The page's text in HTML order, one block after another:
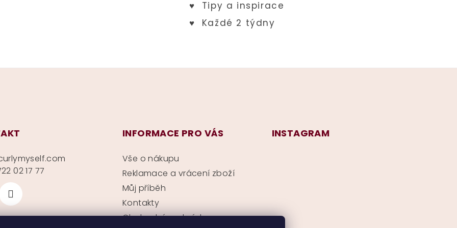
02 17 77
INFORMACE PRO VÁS
Vše o nákupu
Reklamace a vrácení zboží
Můj příběh
Kontakty
Obchodní podmínky
INSTAGRAM